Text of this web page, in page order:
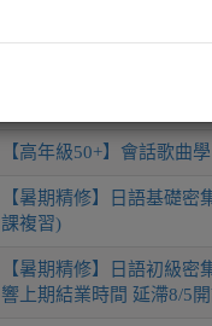
【高年級50+】會話歌曲
【暑期精修】日語基礎
課複習)
【暑期精修】日語初級
響上期結業時間 延滯8/5